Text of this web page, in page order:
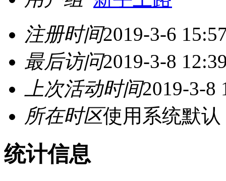
注册时间2019-3-6
最后访问2019-3-8
上次活动时间2019-3-8
所在时区使用系统默认
统计信息